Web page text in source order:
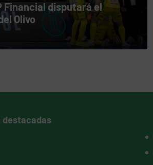
Financial disputará el
Olivo
destacadas